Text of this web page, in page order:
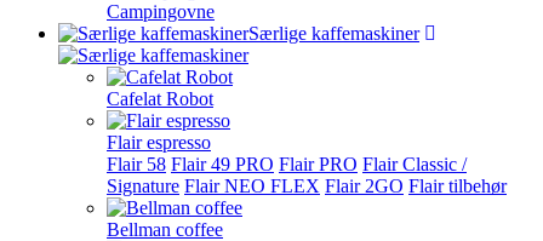
Campingovne
Særlige kaffemaskiner
Cafelat Robot
Flair espresso
Flair 58 Flair 49 PRO Flair PRO Flair Classic /
Signature Flair NEO FLEX Flair 2GO Flair tilbehør
Bellman coffee